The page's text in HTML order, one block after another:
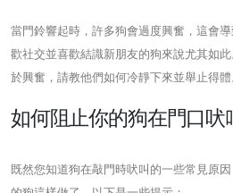
當門鈴響起時，許多狗會過度興奮，這會
歡社交並喜歡結識新朋友的狗來說尤其如
於興奮，請教他們如何冷靜下來並舉止得體
如何阻止你的狗在門口吠
既然您知道狗在敲門時吠叫的一些常見原